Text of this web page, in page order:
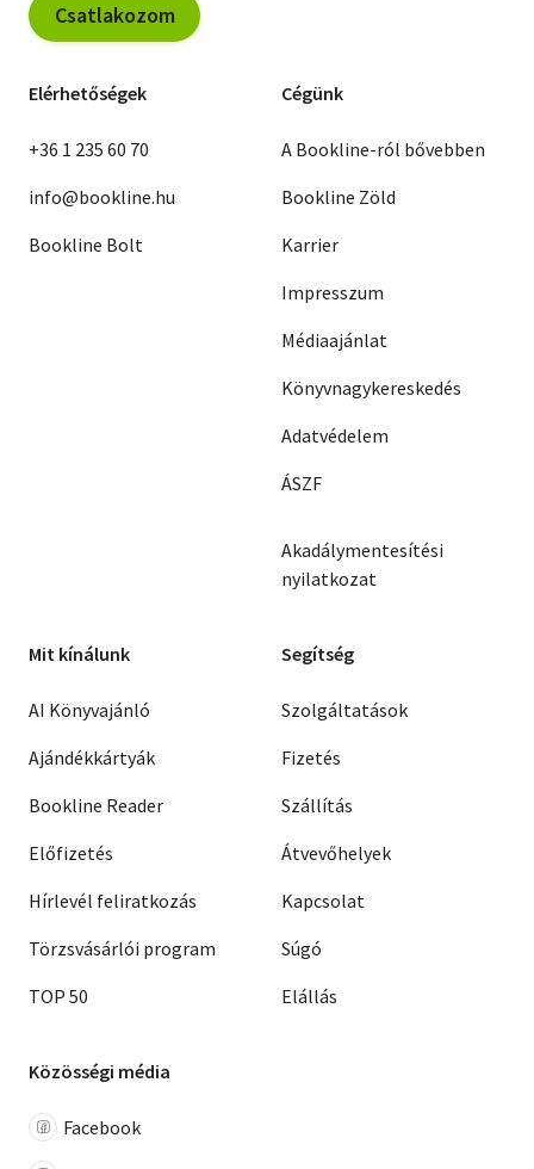
Csatlakozom
Elérhetőségek
+36 1 235 60 70
info@bookline.hu
Bookline Bolt
Cégünk
A Bookline-ról bővebben
Bookline Zöld
Karrier
Impresszum
Médiaajánlat
Könyvnagykereskedés
Adatvédelem
ÁSZF
Akadálymentesítési
nyilatkozat
Mit kínálunk
AI Könyvajánló
Ajándékkártyák
Bookline Reader
Előfizetés
Hírlevél feliratkozás
Törzsvásárlói program
TOP 50
Segítség
Szolgáltatások
Fizetés
Szállítás
Átvevőhelyek
Kapcsolat
Súgó
Elállás
Közösségi média
Facebook